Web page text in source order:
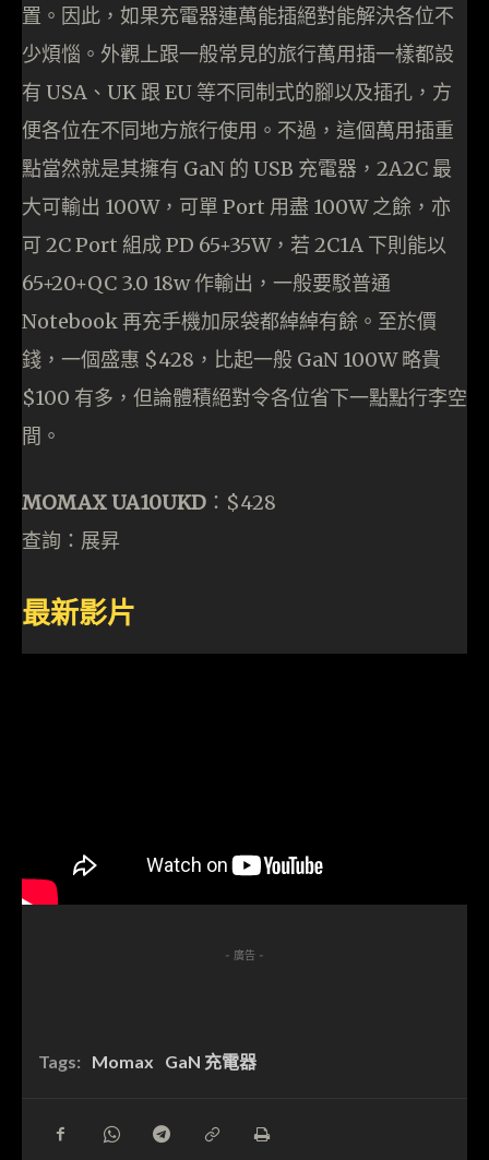
置。因此，如果充電器連萬能插絕對能解決各位不
少煩惱。外觀上跟一般常見的旅行萬用插一樣都設
有 USA、UK 跟 EU 等不同制式的腳以及插孔，方
便各位在不同地方旅行使用。不過，這個萬用插重
點當然就是其擁有 GaN 的 USB 充電器，2A2C 最
大可輸出 100W，可單 Port 用盡 100W 之餘，亦
可 2C Port 組成 PD 65+35W，若 2C1A 下則能以
65+20+QC 3.0 18w 作輸出，一般要駁普通
Notebook 再充手機加尿袋都綽綽有餘。至於價
錢，一個盛惠 $428，比起一般 GaN 100W 略貴
$100 有多，但論體積絕對令各位省下一點點行李空
間。
MOMAX UA10UKD ：$428
查詢：展昇
最新影片
- 廣告 -
Tags: Momax GaN 充電器